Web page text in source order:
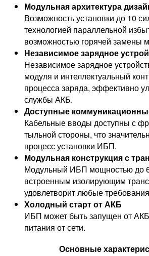
Модульная архитектура
Возможность установки до 10
технологией параллельной
возможностью горячей замены
Независимое зарядное
Независимое зарядное
модуля и интеллектуальный
процесса заряда, эффективно
службы АКБ.
Доступные
Кабельные вводы доступны с
тыльной стороны, что
процесс установки ИБП.
Модульная конструкция с
Модульный ИБП мощностью до
встроенным изолирующим
удовлетворит любые требования
Холодный старт от АКБ
ИБП может быть запущен от
питания от сети.
Основные